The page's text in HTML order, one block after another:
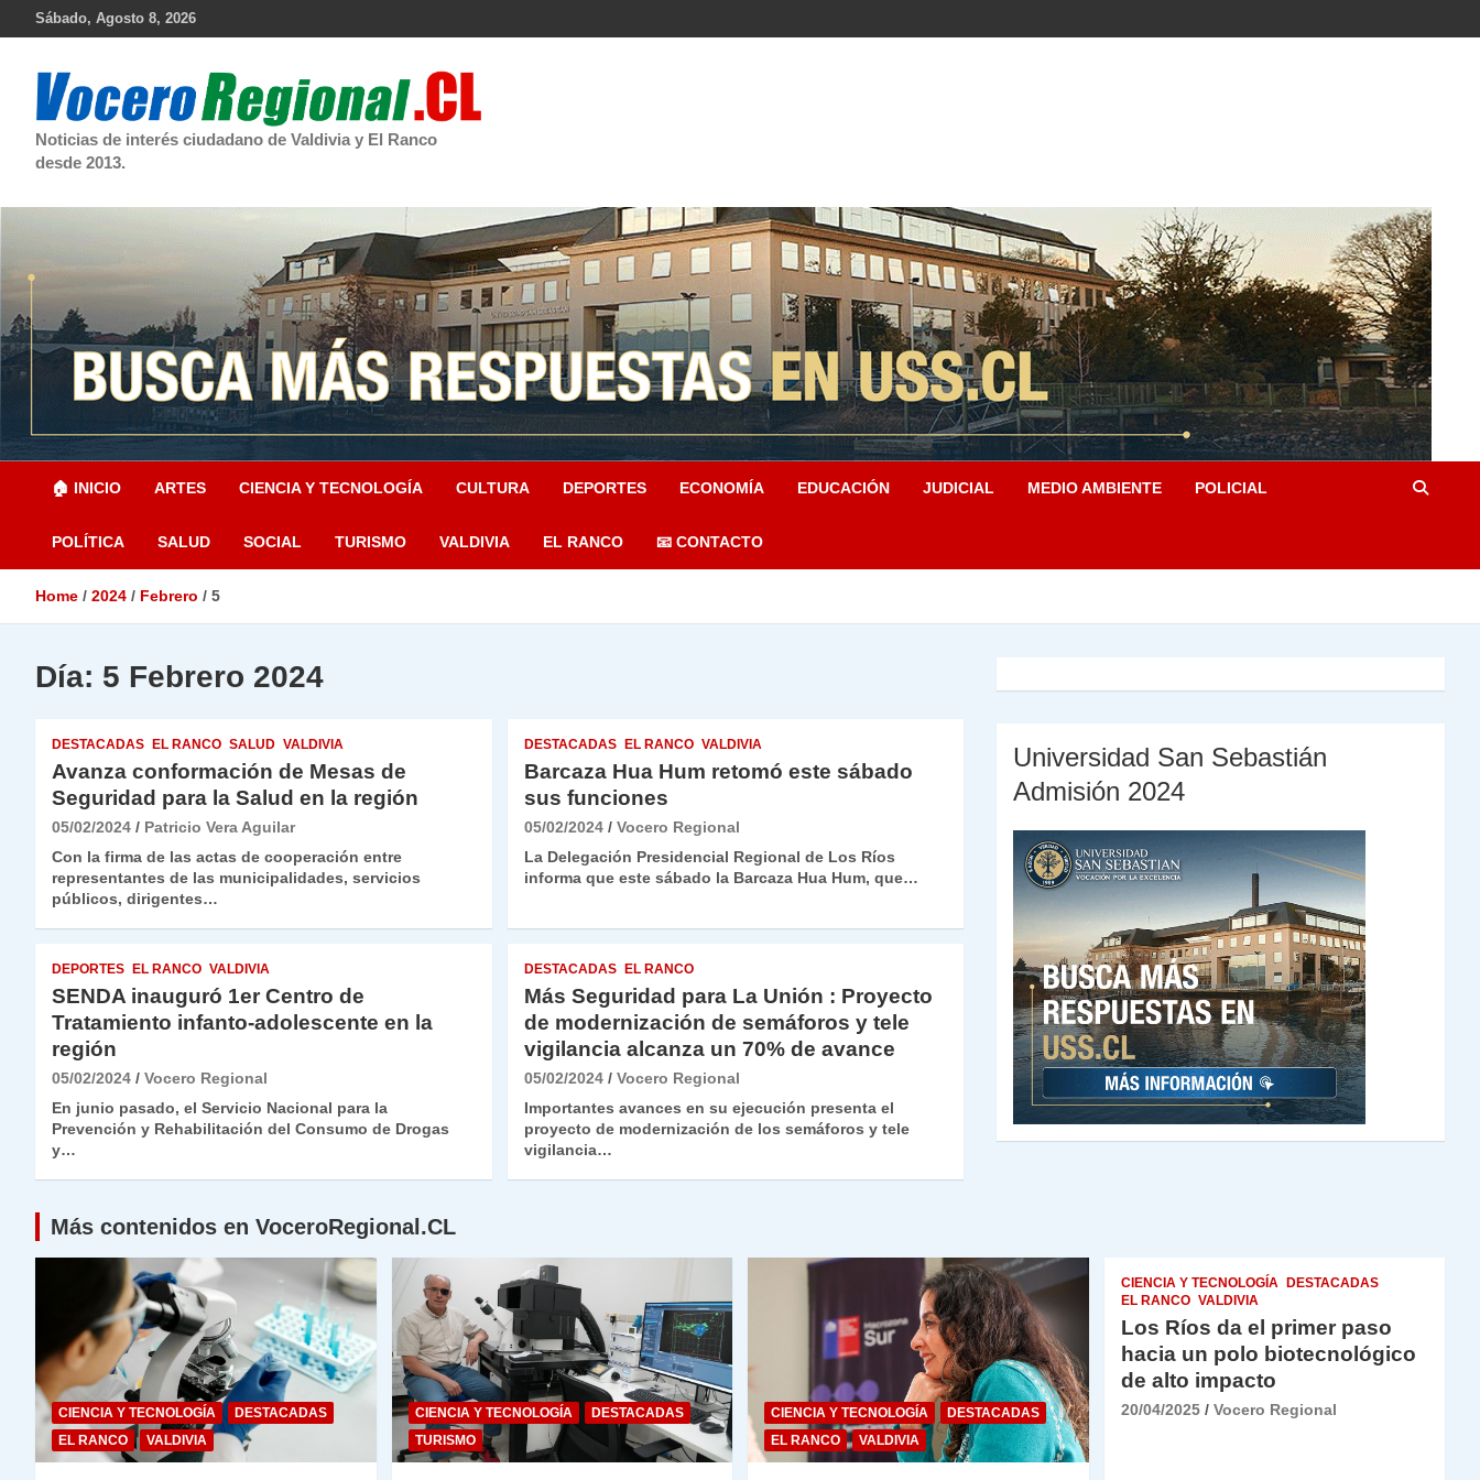
Sábado, Agosto 8, 2026
Noticias de interés ciudadano de Valdivia y El Ranco
desde 2013.
🏠 INICIO ARTES CIENCIA Y TECNOLOGÍA CULTURA DEPORTES ECONOMÍA EDUCACIÓN JUDICIAL MEDIO AMBIENTE POLICIAL
POLÍTICA SALUD SOCIAL TURISMO VALDIVIA EL RANCO 📧 CONTACTO
Home 2024 Febrero 5
Día: 5 Febrero 2024
DESTACADAS EL RANCO SALUD VALDIVIA
Avanza conformación de Mesas de
Seguridad para la Salud en la región
05/02/2024
Patricio Vera Aguilar
Con la firma de las actas de cooperación entre
representantes de las municipalidades, servicios
públicos, dirigentes…
DESTACADAS EL RANCO VALDIVIA
Barcaza Hua Hum retomó este sábado
sus funciones
05/02/2024
Vocero Regional
La Delegación Presidencial Regional de Los Ríos
informa que este sábado la Barcaza Hua Hum, que…
DEPORTES EL RANCO VALDIVIA
SENDA inauguró 1er Centro de
Tratamiento infanto-adolescente en la
región
05/02/2024
Vocero Regional
En junio pasado, el Servicio Nacional para la
Prevención y Rehabilitación del Consumo de Drogas
y…
DESTACADAS EL RANCO
Más Seguridad para La Unión : Proyecto
de modernización de semáforos y tele
vigilancia alcanza un 70% de avance
05/02/2024
Vocero Regional
Importantes avances en su ejecución presenta el
proyecto de modernización de los semáforos y tele
vigilancia…
Universidad San Sebastián
Admisión 2024
Más contenidos en VoceroRegional.CL
CIENCIA Y TECNOLOGÍA
DESTACADAS
EL RANCO
VALDIVIA
CIENCIA Y TECNOLOGÍA
DESTACADAS
TURISMO
CIENCIA Y TECNOLOGÍA
DESTACADAS
EL RANCO
VALDIVIA
CIENCIA Y TECNOLOGÍA
DESTACADAS
EL RANCO VALDIVIA
Los Ríos da el primer paso
hacia un polo biotecnológico
de alto impacto
20/04/2025 Vocero Regional